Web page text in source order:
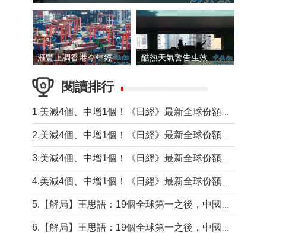
滙豐上調香港今年經濟增長預測至4.5% 酷熱天氣警告生效 本港高溫持續至下周
閱讀排行